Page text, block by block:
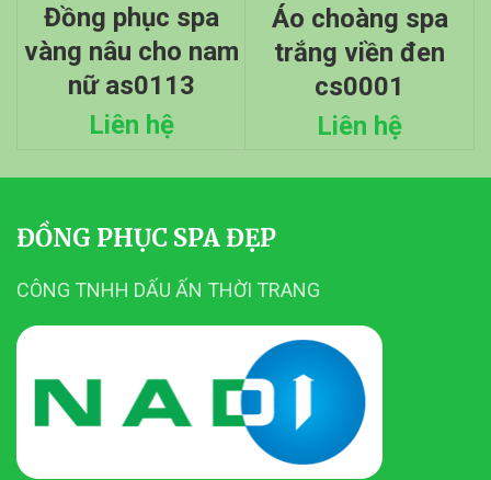
đồng phục spa
vàng nâu cho nam
nữ as0113
Liên hệ
áo choàng spa
trắng viền đen
cs0001
Liên hệ
ĐỒNG PHỤC SPA ĐẸP
CÔNG TNHH DẤU ẤN THỜI TRANG